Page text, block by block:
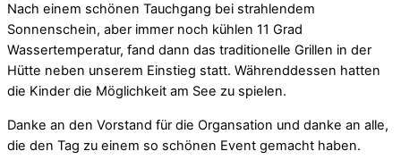
Nach einem schönen Tauchgang bei strahlendem
Sonnenschein, aber immer noch kühlen 11 Grad
Wassertemperatur, fand dann das traditionelle Grillen in der
Hütte neben unserem Einstieg statt. Währenddessen hatten
die Kinder die Möglichkeit am See zu spielen.
Danke an den Vorstand für die Organsation und danke an alle,
die den Tag zu einem so schönen Event gemacht haben.